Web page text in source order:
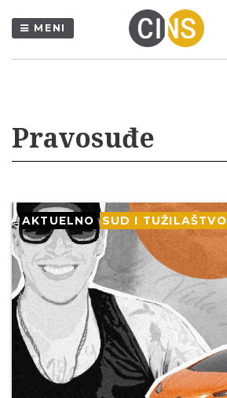
MENI
Pravosuđe
AKTUELNO SUD I TUŽILAŠTVO